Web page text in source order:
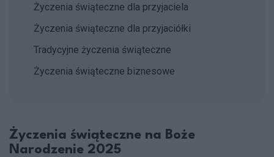
Życzenia świąteczne dla przyjaciela
Życzenia świąteczne dla przyjaciółki
Tradycyjne życzenia świąteczne
Życzenia świąteczne biznesowe
Życzenia świąteczne na Boże
Narodzenie 2025